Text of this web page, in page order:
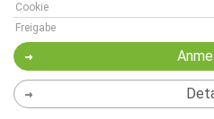
Cookie
Freigabe